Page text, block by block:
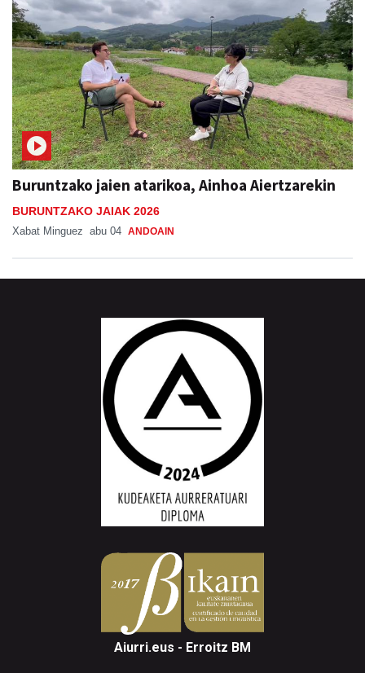
Buruntzako jaien atarikoa, Ainhoa Aiertzarekin
BURUNTZAKO JAIAK 2026
Xabat Minguez abu 04 ANDOAIN
Aiurri.eus - Erroitz BM